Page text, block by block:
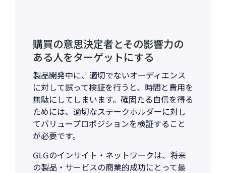
購買の意思決定者とその影響力の
ある人をターゲットにする
製品開発中に、適切でないオーディエンス
に対して誤って検証を行うと、時間と費用を
無駄にしてしまいます。確固たる自信を得る
ためには、適切なステークホルダーに対し
てバリュープロポジションを検証すること
が必要です。
GLGのインサイト・ネットワークは、将来
の製品・サービスの商業的成功にとって最